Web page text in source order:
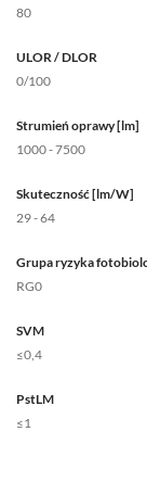
80
ULOR / DLOR
0/100
Strumień oprawy [lm]
1000 - 7500
Skuteczność [lm/W]
29 - 64
Grupa ryzyka
RG0
SVM
≤0,4
PstLM
≤1